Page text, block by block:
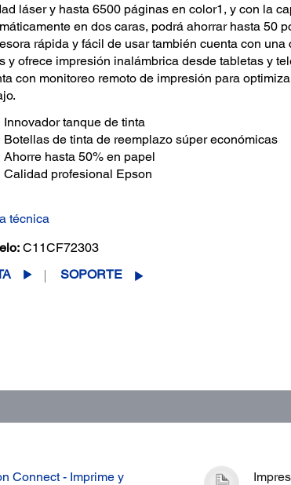
láser y hasta 6500 páginas en color1, y con la
en dos caras, podrá ahorrar hasta 50
rápida y fácil de usar también cuenta con
y ofrece impresión inalámbrica desde tabletas y
con monitoreo remoto de impresión para
Innovador tanque de tinta
Botellas de tinta de reemplazo súper económicas
Ahorre hasta 50% en papel
Calidad profesional Epson
técnica
C11CF72303
SOPORTE
Connect - Imprime y